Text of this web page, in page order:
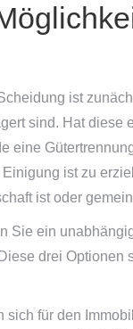
ist
sind. Hat diese
eine
ist zu
ist oder
Sie ein
drei
sich für den